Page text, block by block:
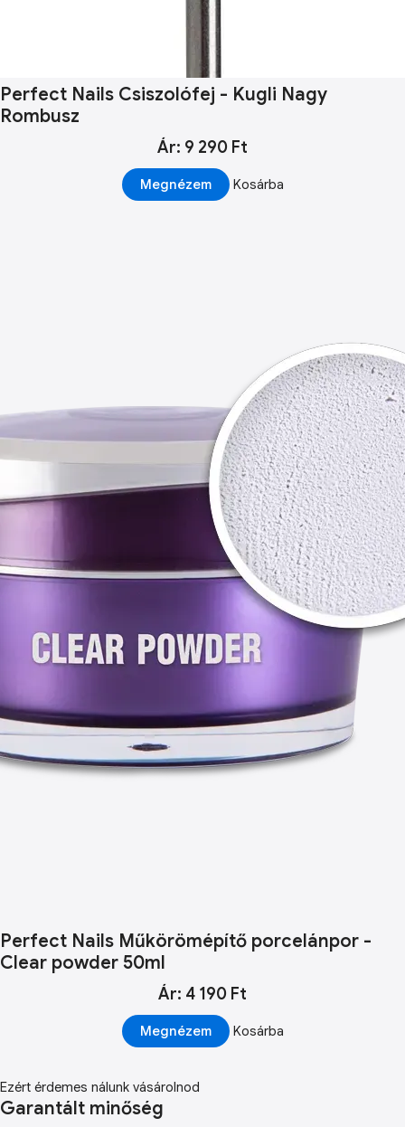
Perfect Nails Csiszolófej - Kugli Nagy
Rombusz
Ár: 9 290 Ft
Megnézem Kosárba
Perfect Nails Műkörömépítő porcelánpor -
Clear powder 50ml
Ár: 4 190 Ft
Megnézem Kosárba
Ezért érdemes nálunk vásárolnod
Garantált minőség